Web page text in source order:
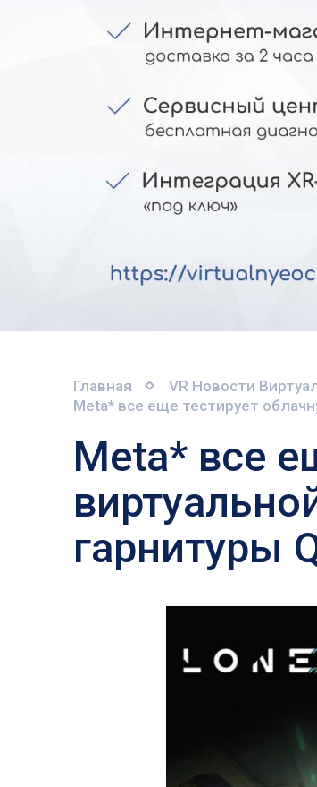
Главная VR Новости
Meta* все еще тестирует
Meta* все
гарнитуры